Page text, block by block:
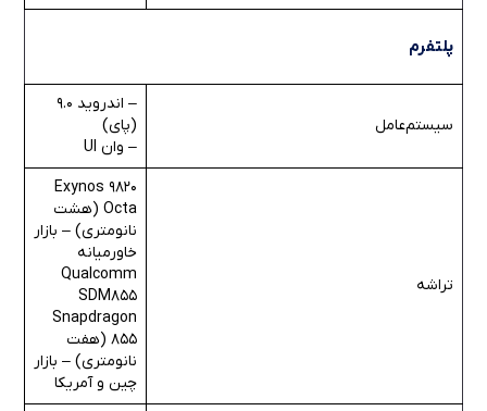
پلتفرم
سیستم‌عامل
– اندروید 9.0
(پای)
– وان UI
تراشه
Exynos 9820
Octa (هشت
نانومتری) – بازار
خاورمیانه
Qualcomm
SDM855
Snapdragon
855 (هفت
نانومتری) – بازار
چین و آمریکا